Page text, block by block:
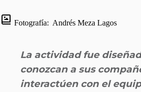
Fotografía: Andrés Meza Lagos
La actividad fue
conozcan a sus
interactúen con el